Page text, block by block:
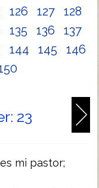
126 127
128
135 136
137
144 145
146
23
mi pastor;